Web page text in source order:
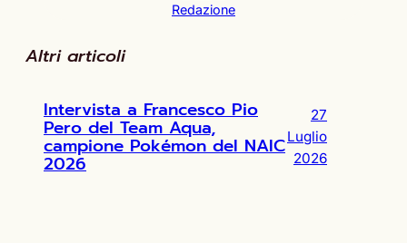
Redazione
Altri articoli
Intervista a Francesco Pio
Pero del Team Aqua,
campione Pokémon del NAIC
2026
27
Luglio
2026